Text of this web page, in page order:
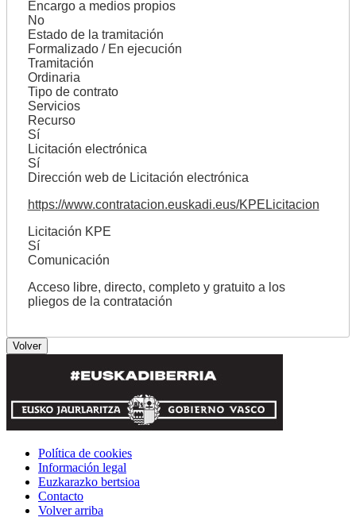
Encargo a medios propios
No
Estado de la tramitación
Formalizado / En ejecución
Tramitación
Ordinaria
Tipo de contrato
Servicios
Recurso
Sí
Licitación electrónica
Sí
Dirección web de Licitación electrónica
https://www.contratacion.euskadi.eus/KPELicitacion
Licitación KPE
Sí
Comunicación
Acceso libre, directo, completo y gratuito a los
pliegos de la contratación
Política de cookies
Información legal
Euzkarazko bertsioa
Contacto
Volver arriba